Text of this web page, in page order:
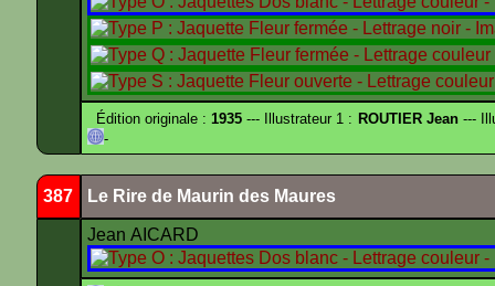
Édition originale :1935 --- Illustrateur 1 : ROUTIER Jean---
-
387 Le Rire de Maurin des Maures
Jean AICARD